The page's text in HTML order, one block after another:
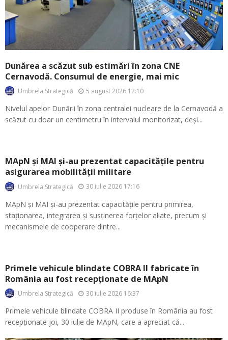
Dunărea a scăzut sub estimări în zona CNE
Cernavodă. Consumul de energie, mai mic
Umbrela Strategică 5 august 2026 12:10
Nivelul apelor Dunării în zona centralei nucleare de la Cernavodă a
scăzut cu doar un centimetru în intervalul monitorizat, deși...
MApN și MAI și-au prezentat capacitățile pentru
asigurarea mobilității militare
Umbrela Strategică 30 iulie 2026 17:16
MApN și MAI și-au prezentat capacitățile pentru primirea,
staționarea, integrarea și susținerea forțelor aliate, precum și
mecanismele de cooperare dintre...
Primele vehicule blindate COBRA II fabricate în
România au fost recepționate de MApN
Umbrela Strategică 30 iulie 2026 16:37
Primele vehicule blindate COBRA II produse în România au fost
recepționate joi, 30 iulie de MApN, care a apreciat că...